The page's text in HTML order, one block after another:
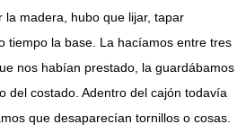
madera, hubo que lijar, tapar
tiempo la base. La hacíamos entre tres
nos habían prestado, la guardábamos
del costado. Adentro del cajón todavía
que desaparecían tornillos o cosas.